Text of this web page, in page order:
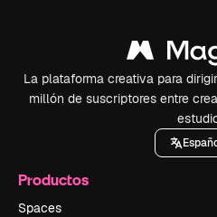
La plataforma creativa para
millón de suscriptores entre
Productos
Spaces